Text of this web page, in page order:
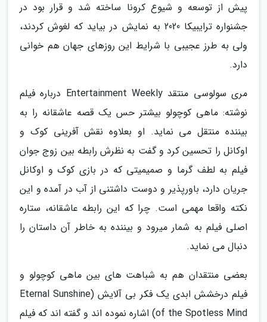
پیش از توسعه و شیوع کرونا ساخته شد و قرار بود در
جشنواره ترایبیکا 2020 به نمایش در بیاید که لغوش کردند،
ولی به طرز عجیبی با شرایط این روزهای جهان هم خوانی
دارد.
مری سولوسی منتقد Entertainment Weekly درباره فیلم
نوشته: ماهی کوچولو بیشتر حس یک قصه عاشقانه را به
بیننده منتقل می نماید. او بعلاوه نقش آفرینی کوک و
اوکانل را تحسین کرد و گفت به نظرش رابطه بین زوج جوان
فیلم به لطف گرما و صمیمیتی که در بازی کوک و اوکانل
جریان دارد، باورپذیر و دوست داشتنی از آب در آمده و این
نکته واقعا مهمی است. چرا که این رابطه عاشقانه، ستاره
اصلی فیلم به شمار میرود و بیننده به خاطر آن داستان را
دنبال می نماید.
بعضی منتقدان هم به شباهت های بین ماهی کوچولو و
فیلم درخشش ابدی یک فکر بی آلایش (Eternal Sunshine
of the Spotless Mind) اشاره نموده اند و گفته اند که فیلم